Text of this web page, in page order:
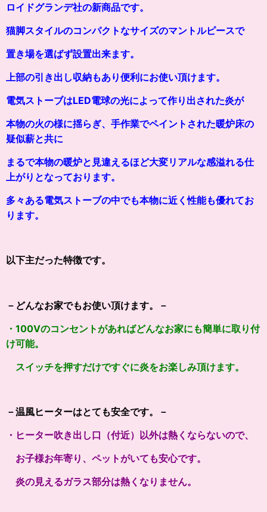
ロイドグランデ社の新商品です。
猫脚スタイルのコンパクトなサイズのマントルピースで
置き場を選ばず設置出来ます。
上部の引き出し収納もあり便利にお使い頂けます。
電気ストーブはLED電球の光によって作り出された炎が
本物の火の様に揺らぎ、手作業でペイントされた暖炉床の
疑似薪と共に
まるで本物の暖炉と見違えるほど大変リアルな感溢れる仕
上がりとなっております。
多々ある電気ストーブの中でも本物に近く性能も優れてお
ります。
以下主だった特徴です。
－どんなお家でもお使い頂けます。－
・100Vのコンセントがあればどんなお家にも簡単に取り付
け可能。
スイッチを押すだけですぐに炎をお楽しみ頂けます。
－温風ヒーターはとても安全です。－
・ヒーター吹き出し口（付近）以外は熱くならないので、
お子様お年寄り、ペットがいても安心です。
炎の見えるガラス部分は熱くなりません。